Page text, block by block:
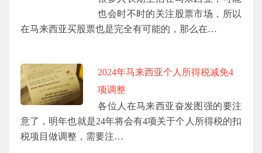
也会时不时的关注股票市场，所以
在马来西亚买股票也是完全有可能的，那么在…
2024年马来西亚个人所得税减免4
项调整
各位人在马来西亚奋发图强的要注
意了，明年也就是24年将会有4项关于个人所得税的扣
税项目做调整，需要注…